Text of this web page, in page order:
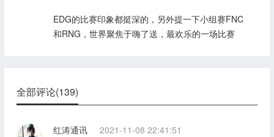
EDG的比赛印象都挺深的，另外提一下小组赛FNC
和RNG，世界聚焦于嗨了送，最欢乐的一场比赛
全部评论(139)
红涛通讯
2021-11-08 22:41:51